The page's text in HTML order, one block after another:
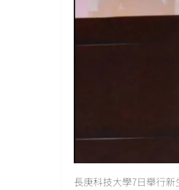
長庚科技大學7日舉行